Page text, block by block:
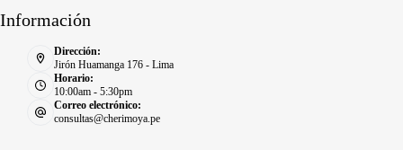
Información
Dirección:
Jirón Huamanga 176 - Lima
Horario:
10:00am - 5:30pm
Correo electrónico:
consultas@cherimoya.pe